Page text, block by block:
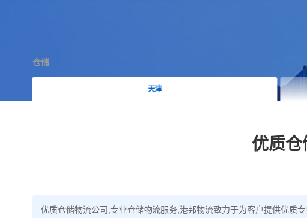
仓储
天津
优质仓
优质仓储物流公司,专业仓储物流服务,港邦物流致力于为客户提供优质